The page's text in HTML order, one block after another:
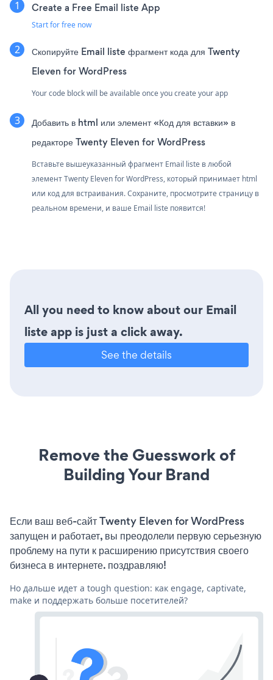
Create a Free Email liste App
Start for free now
Скопируйте Email liste фрагмент кода для Twenty
Eleven for WordPress
Your code block will be available once you create your app
Добавить в html или элемент «Код для вставки» в
редакторе Twenty Eleven for WordPress
Вставьте вышеуказанный фрагмент Email liste в любой
элемент Twenty Eleven for WordPress, который принимает html
или код для встраивания. Сохраните, просмотрите страницу в
реальном времени, и ваше Email liste появится!
All you need to know about our Email
liste app is just a click away.
See the details
Remove the Guesswork of
Building Your Brand
Если ваш веб-сайт Twenty Eleven for WordPress
запущен и работает, вы преодолели первую серьезную
проблему на пути к расширению присутствия своего
бизнеса в интернете. поздравляю!
Но дальше идет a tough question: как engage, captivate,
make и поддержать больше посетителей?